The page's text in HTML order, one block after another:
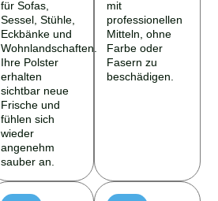
Sessel, Stühle,
Eckbänke und
Wohnlandschaften.
Ihre Polster
erhalten
sichtbar neue
Frische und
fühlen sich
wieder
angenehm
sauber an.
professionellen
Mitteln, ohne
Farbe oder
Fasern zu
beschädigen.